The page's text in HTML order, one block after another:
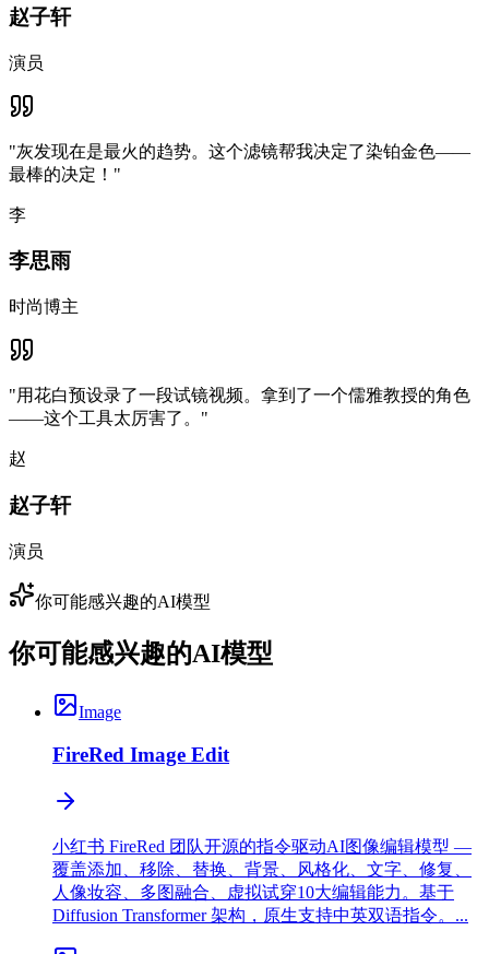
赵子轩
演员
"灰发现在是最火的趋势。这个滤镜帮我决定了染铂金色——
最棒的决定！ "
李
李思雨
时尚博主
"用花白预设录了一段试镜视频。拿到了一个儒雅教授的角色
——这个工具太厉害了。 "
赵
赵子轩
演员
你可能感兴趣的AI模型
你可能感兴趣的AI模型
Image
FireRed Image Edit
小红书 FireRed 团队开源的指令驱动AI图像编辑模型 —
覆盖添加、移除、替换、背景、风格化、文字、修复、
人像妆容、多图融合、虚拟试穿10大编辑能力。基于
Diffusion Transformer 架构，原生支持中英双语指令。...